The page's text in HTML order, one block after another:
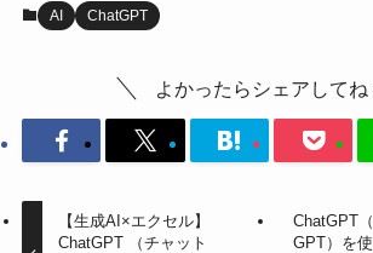
AI ChatGPT
よかったらシェアしてね
【生成AI×エクセル】
ChatGPT （チャット
ChatGPT
GPT）を